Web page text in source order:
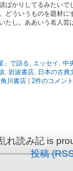
りしてるみたいで
いうものを題材に
。ああいう名人芸
」で語る, エッセイ , 中
, 岩波書店, 日本の古典
角川書店| 2件のコメン
れ読み記 is
投稿